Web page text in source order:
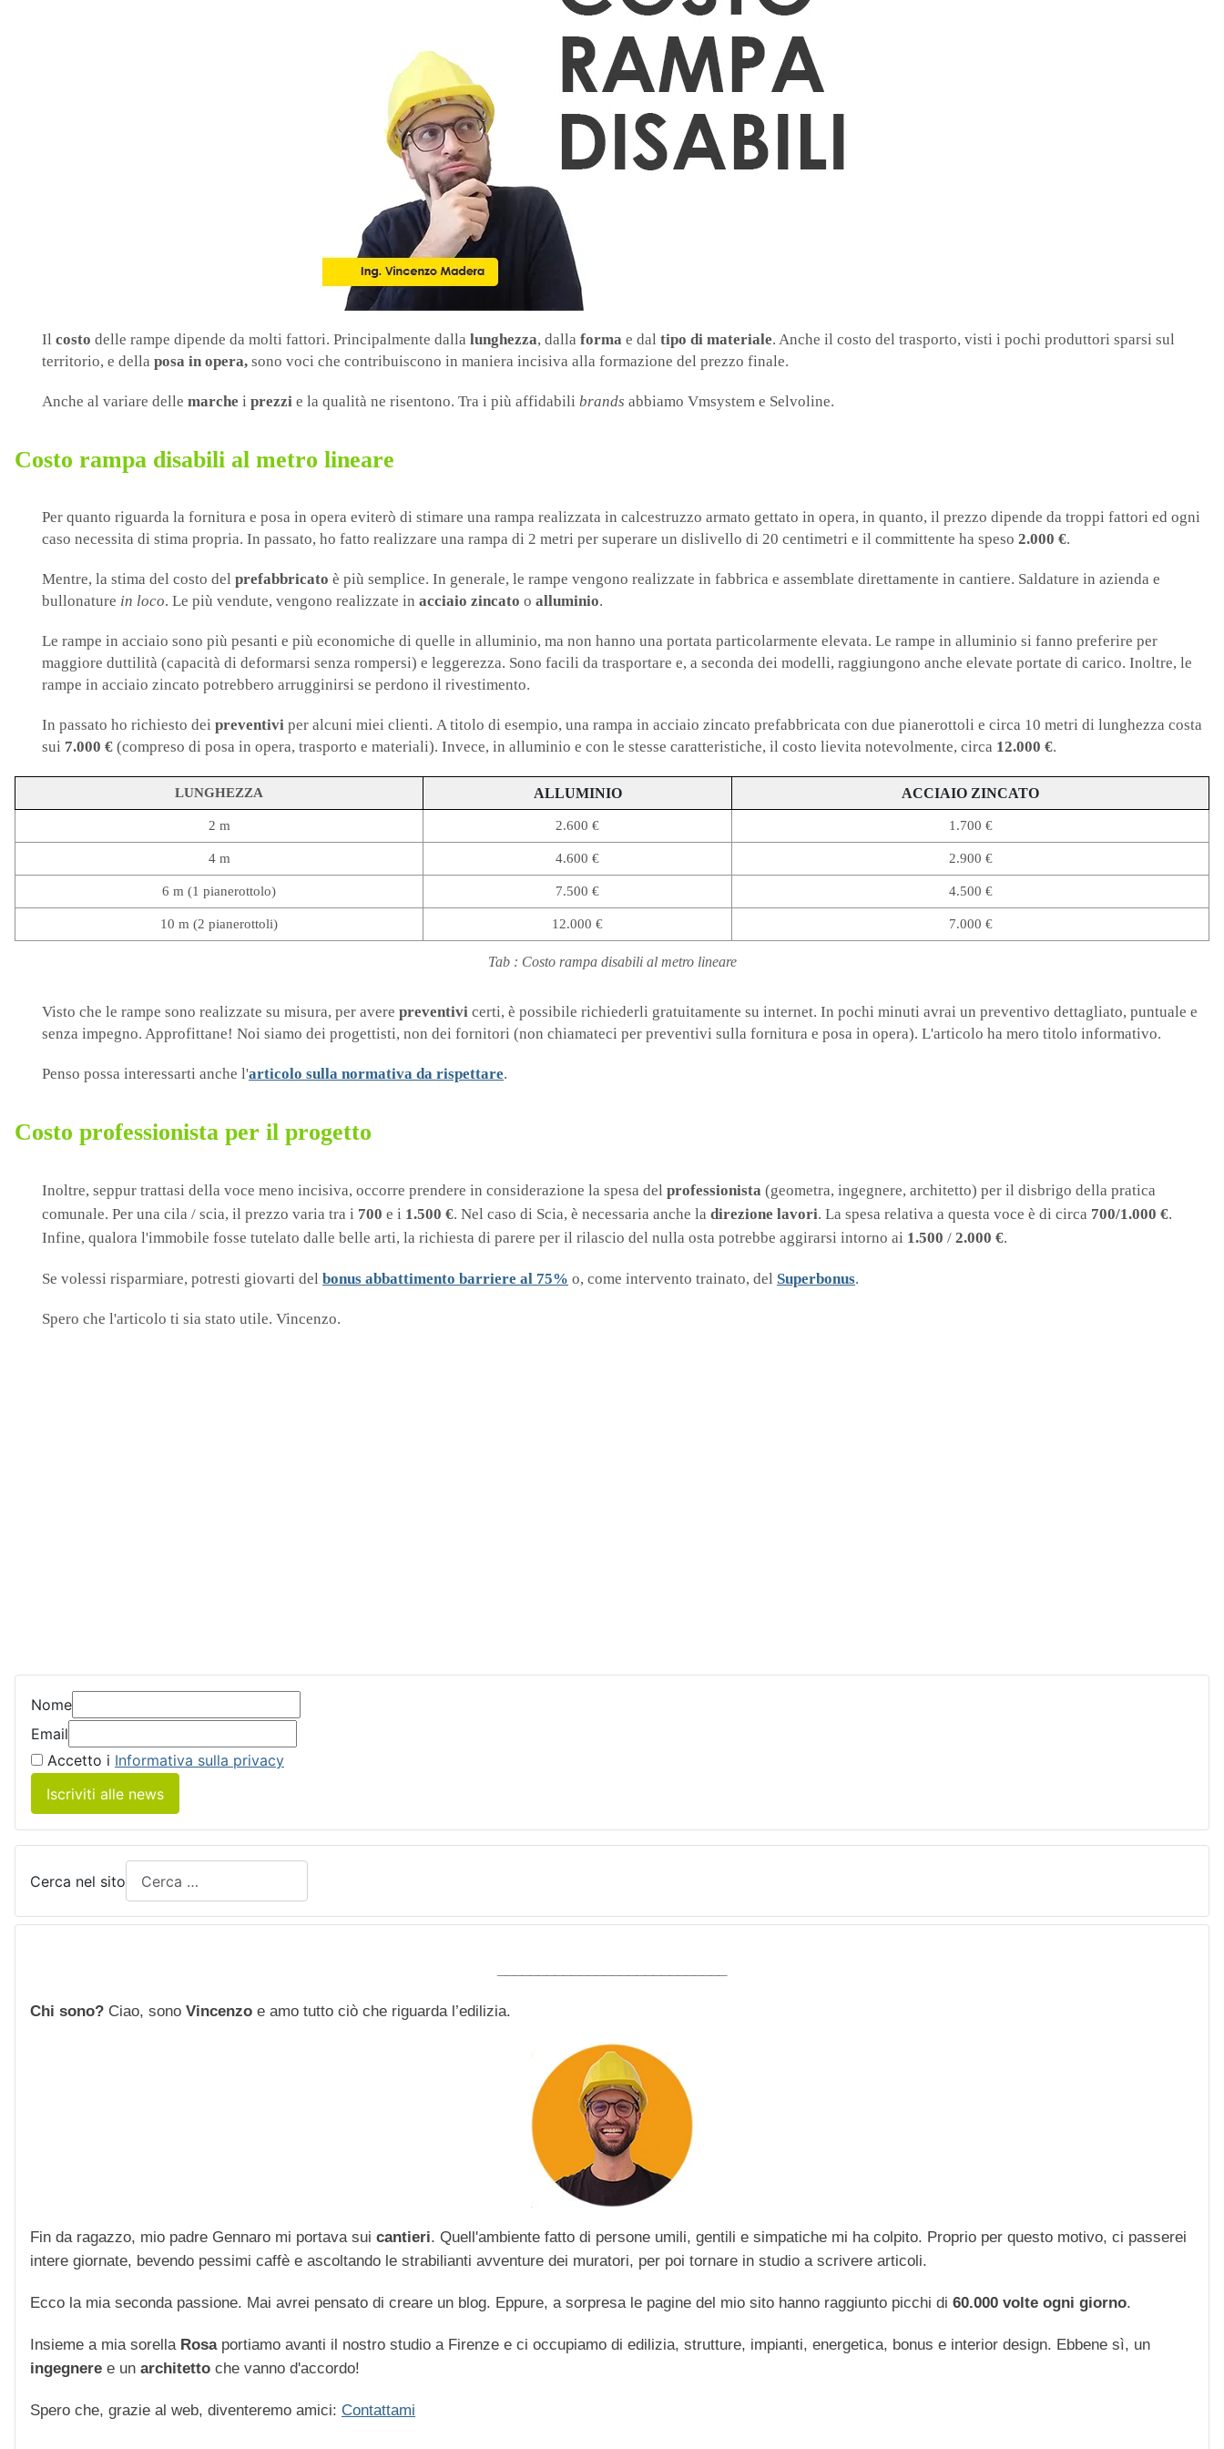
Il costo delle rampe dipende da molti fattori. Principalmente dalla lunghezza, dalla forma e dal tipo di materiale. Anche il costo del trasporto, visti i pochi produttori sparsi sul
territorio, e della posa in opera, sono voci che contribuiscono in maniera incisiva alla formazione del prezzo finale.
Anche al variare delle marche i prezzi e la qualità ne risentono. Tra i più affidabili brands abbiamo Vmsystem e Selvoline.
Costo rampa disabili al metro lineare
Per quanto riguarda la fornitura e posa in opera eviterò di stimare una rampa realizzata in calcestruzzo armato gettato in opera, in quanto, il prezzo dipende da troppi fattori ed ogni
caso necessita di stima propria. In passato, ho fatto realizzare una rampa di 2 metri per superare un dislivello di 20 centimetri e il committente ha speso 2.000 €.
Mentre, la stima del costo del prefabbricato è più semplice. In generale, le rampe vengono realizzate in fabbrica e assemblate direttamente in cantiere. Saldature in azienda e
bullonature in loco. Le più vendute, vengono realizzate in acciaio zincato o alluminio.
Le rampe in acciaio sono più pesanti e più economiche di quelle in alluminio, ma non hanno una portata particolarmente elevata. Le rampe in alluminio si fanno preferire per
maggiore duttilità (capacità di deformarsi senza rompersi) e leggerezza. Sono facili da trasportare e, a seconda dei modelli, raggiungono anche elevate portate di carico. Inoltre, le
rampe in acciaio zincato potrebbero arrugginirsi se perdono il rivestimento.
In passato ho richiesto dei preventivi per alcuni miei clienti. A titolo di esempio, una rampa in acciaio zincato prefabbricata con due pianerottoli e circa 10 metri di lunghezza costa
sui 7.000 € (compreso di posa in opera, trasporto e materiali). Invece, in alluminio e con le stesse caratteristiche, il costo lievita notevolmente, circa 12.000 €.
Tab : Costo rampa disabili al metro lineare
LUNGHEZZA ALLUMINIO ACCIAIO ZINCATO
2 m 2.600 € 1.700 €
4 m 4.600 € 2.900 €
6 m (1 pianerottolo) 7.500 € 4.500 €
10 m (2 pianerottoli) 12.000 € 7.000 €
Visto che le rampe sono realizzate su misura, per avere preventivi certi, è possibile richiederli gratuitamente su internet. In pochi minuti avrai un preventivo dettagliato, puntuale e
senza impegno. Approfittane! Noi siamo dei progettisti, non dei fornitori (non chiamateci per preventivi sulla fornitura e posa in opera). L'articolo ha mero titolo informativo.
Penso possa interessarti anche l'articolo sulla normativa da rispettare.
Costo professionista per il progetto
Inoltre, seppur trattasi della voce meno incisiva, occorre prendere in considerazione la spesa del professionista (geometra, ingegnere, architetto) per il disbrigo della pratica
comunale. Per una cila / scia, il prezzo varia tra i 700 e i 1.500 €. Nel caso di Scia, è necessaria anche la direzione lavori. La spesa relativa a questa voce è di circa 700/1.000 €.
Infine, qualora l'immobile fosse tutelato dalle belle arti, la richiesta di parere per il rilascio del nulla osta potrebbe aggirarsi intorno ai 1.500 / 2.000 €.
Se volessi risparmiare, potresti giovarti del bonus abbattimento barriere al 75% o, come intervento trainato, del Superbonus.
Spero che l'articolo ti sia stato utile. Vincenzo.
Nome
Email
Accetto i Informativa sulla privacy
Iscriviti alle news
Cerca nel sito
Chi sono? Ciao, sono Vincenzo e amo tutto ciò che riguarda l’edilizia.
Fin da ragazzo, mio padre Gennaro mi portava sui cantieri. Quell'ambiente fatto di persone umili, gentili e simpatiche mi ha colpito. Proprio per questo motivo, ci passerei
intere giornate, bevendo pessimi caffè e ascoltando le strabilianti avventure dei muratori, per poi tornare in studio a scrivere articoli.
Ecco la mia seconda passione. Mai avrei pensato di creare un blog. Eppure, a sorpresa le pagine del mio sito hanno raggiunto picchi di 60.000 volte ogni giorno.
Insieme a mia sorella Rosaportiamo avanti il nostro studio a Firenze e ci occupiamo di edilizia, strutture, impianti, energetica, bonus e interior design. Ebbene sì, un
ingegnere e un architetto che vanno d'accordo!
Spero che, grazie al web, diventeremo amici: Contattami